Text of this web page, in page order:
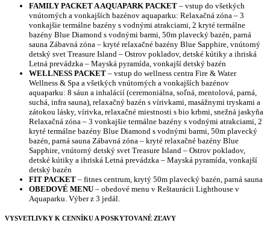
FAMILY PACKET A AQUAPARK PACKET – vstup do všetkých
vnútorných a vonkajších bazénov aquaparku: Relaxačná zóna – 3
vonkajšie termálne bazény s vodnými atrakciami, 2 kryté termálne
bazény Blue Diamond s vodnými barmi, 50m plavecký bazén, parná
sauna Zábavná zóna – kryté relaxačné bazény Blue Sapphire, vnútorný
detský svet Treasure Island – Ostrov pokladov, detské kútiky a ihriská
Letná prevádzka – Mayská pyramída, vonkajší detský bazén
WELLNESS PACKET – vstup do wellness centra Fire & Water
Wellness & Spa a všetkých vnútorných a vonkajších bazénov
aquaparku: 8 sáun a inhalácií (ceremoniálna, soľná, mentolová, parná,
suchá, infra sauna), relaxačný bazén s vírivkami, masážnymi tryskami a
zátokou lásky, vírivka, relaxačné miestnosti s bio krbmi, snežná jaskyňa
Relaxačná zóna – 3 vonkajšie termálne bazény s vodnými atrakciami, 2
kryté termálne bazény Blue Diamond s vodnými barmi, 50m plavecký
bazén, parná sauna Zábavná zóna – kryté relaxačné bazény Blue
Sapphire, vnútorný detský svet Treasure Island – Ostrov pokladov,
detské kútiky a ihriská Letná prevádzka – Mayská pyramída, vonkajší
detský bazén
FIT PACKET – fitnes centrum, krytý 50m plavecký bazén, parná sauna
OBEDOVÉ MENU – obedové menu v Reštaurácii Lighthouse v
Aquaparku. Výber z 3 jedál.
VYSVETLIVKY K CENNÍKU A POSKYTOVANÉ ZĽAVY